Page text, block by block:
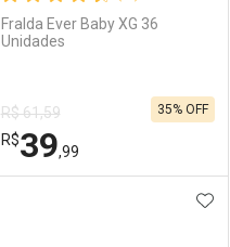
Comprar sem Desconto
Por R$ 14,39/cada
Comprar sem Desconto
Por R$ 14,39/cada
Fralda Ever Baby XG 36
Unidades
R$ 61,59
R$39,99
35% OFF